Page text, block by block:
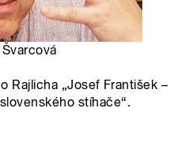
Rajlicha „Josef František –
stíhače“.